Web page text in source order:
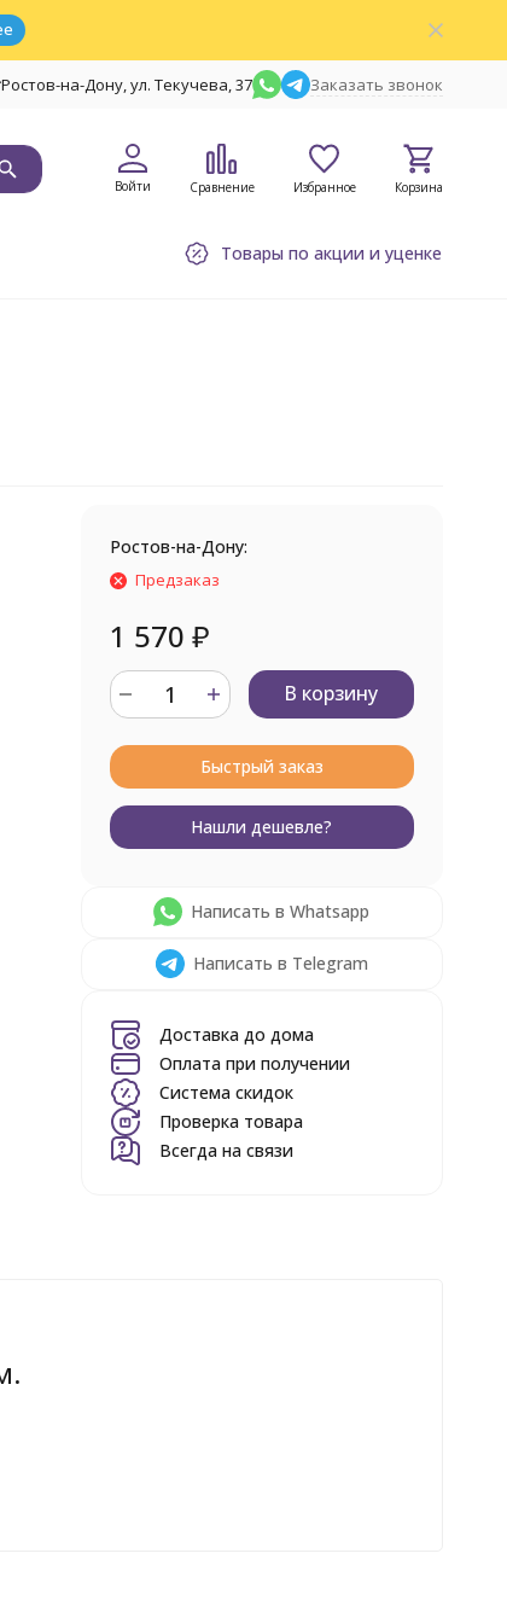
Ростов-на-Дону, ул. Текучева, 37 Заказать звонок
Войти Сравнение Избранное Корзина
Товары по акции и уценке
Ростов-на-Дону:
Предзаказ
1 570 ₽
В корзину
Быстрый заказ
Нашли дешевле?
Написать в Whatsapp
Написать в Telegram
Доставка до дома
Оплата при получении
Система скидок
Проверка товара
Всегда на связи